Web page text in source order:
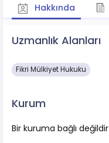
Hakkında
Uzmanlık Alanları
Fikri Mülkiyet Hukuku
Kurum
Bir kuruma bağlı değildir